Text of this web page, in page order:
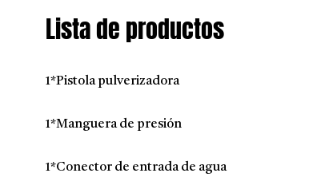
Lista de productos
1*Pistola pulverizadora
1*Manguera de presión
1*Conector de entrada de agua